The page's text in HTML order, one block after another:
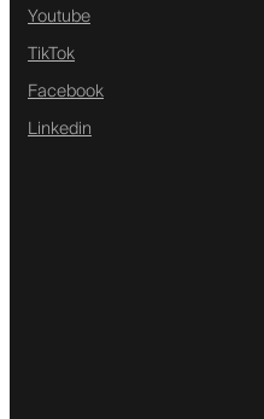
Youtube
TikTok
Facebook
Linkedin